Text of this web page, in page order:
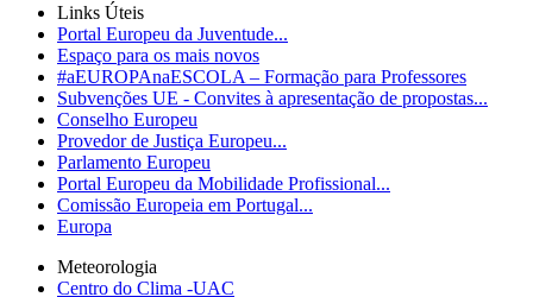
Links Úteis
Portal Europeu da Juventude...
Espaço para os mais novos
#aEUROPAnaESCOLA – Formação para Professores
Subvenções UE - Convites à apresentação de propostas...
Conselho Europeu
Provedor de Justiça Europeu...
Parlamento Europeu
Portal Europeu da Mobilidade Profissional...
Comissão Europeia em Portugal...
Europa
Meteorologia
Centro do Clima -UAC